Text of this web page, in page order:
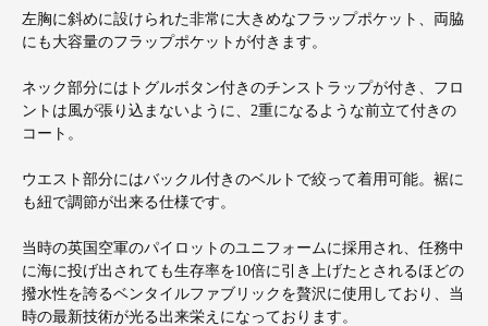
左胸に斜めに設けられた非常に大きめなフラップポケット、両脇
にも大容量のフラップポケットが付きます。
ネック部分にはトグルボタン付きのチンストラップが付き、フロ
ントは風が張り込まないように、2重になるような前立て付きの
コート。
ウエスト部分にはバックル付きのベルトで絞って着用可能。裾に
も紐で調節が出来る仕様です。
当時の英国空軍のパイロットのユニフォームに採用され、任務中
に海に投げ出されても生存率を10倍に引き上げたとされるほどの
撥水性を誇るベンタイルファブリックを贅沢に使用しており、当
時の最新技術が光る出来栄えになっております。